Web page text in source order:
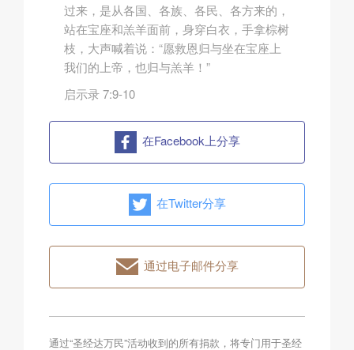
过来，是从各国、各族、各民、各方来的，
站在宝座和羔羊面前，身穿白衣，手拿棕树
枝，大声喊着说：“愿救恩归与坐在宝座上
我们的上帝，也归与羔羊！”
启示录 7:9-10
在Facebook上分享
在Twitter分享
通过电子邮件分享
通过“圣经达万民”活动收到的所有捐款，将专门用于圣经